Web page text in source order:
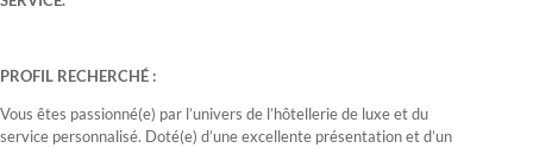
PROFIL RECHERCHÉ :
Vous êtes passionné(e) par l’univers de l’hôtellerie de luxe et du
service personnalisé. Doté(e) d’une excellente présentation et d’un